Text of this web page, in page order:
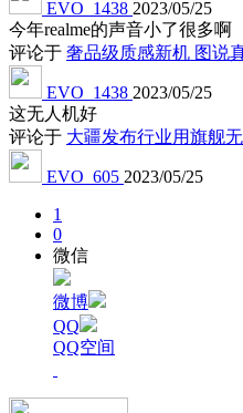
EVO_1438 2023/05/25
今年realme的声音小了很多啊
评论于 奢品级质感新机 图说
EVO_1438 2023/05/25
这无人机好
评论于 大疆发布行业用旗舰
EVO_605 2023/05/25
1
0
微信
微博
QQ
QQ空间